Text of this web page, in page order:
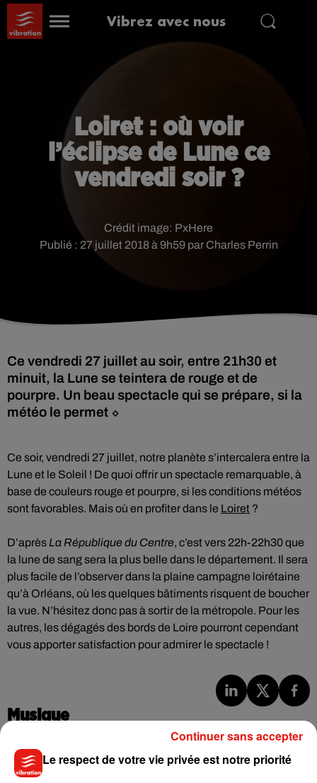
Vibrez avec nous
Loiret : où voir
l’éclipse de Lune ce
vendredi soir ?
Publié : 27 juillet 2018 à 9h59 par Charles Perrin
Crédit image: PxHere
Ce vendredi 27 juillet au soir, entre 21h30 et
minuit, la Lune se teintera de rouge et de
pourpre. Un beau spectacle qui se prépare, si la
météo le permet ⬦
Ce soir, vendredi 27 juillet, notre planète s’intercalera entre la
Lune et le Soleil ! De quoi offrir un spectacle remarquable, à
base de couleurs rouge et pourpre, si les conditions météos
sont favorables. Mais où en profiter dans le Loiret ?
D’après La République du Centre, c’est vers 22h-22h30 que
la lune de sang sera la plus belle dans le département. Il sera
plus facile de l’observer dans la plaine campagne loirétaine
qu’à Orléans, où les quelques bâtiments risquent de boucher
la vue. N’hésitez donc pas à sortir de la métropole. Pour les
autres, les dégagés des bords de Loire pourront cependant
vous apporter satisfaction pour admirer le spectacle !
Musique
Julien Lieb s’essaye à la vie de chatelain
Le respect de votre vie privée est notre priorité
Continuer sans accepter